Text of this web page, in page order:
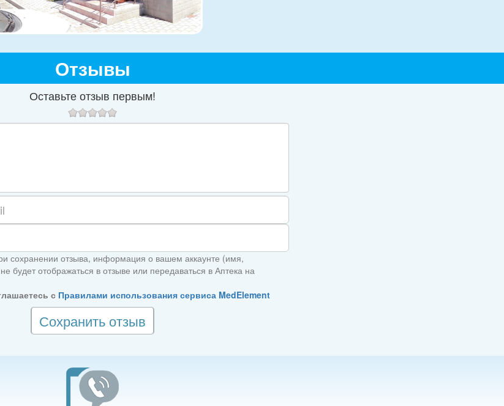
Отзывы
Оставьте отзыв первым!
сохранении отзыва, информация о вашем аккаунте (имя,
будет отображаться в отзыве или передаваться в Аптека на
с Правилами использования сервиса MedElement
Сохранить отзыв